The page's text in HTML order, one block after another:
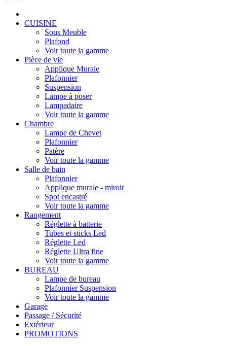
CUISINE
Sous Meuble
Plafond
Voir toute la gamme
Pièce de vie
Applique Murale
Plafonnier
Suspension
Lampe à poser
Lampadaire
Voir toute la gamme
Chambre
Lampe de Chevet
Plafonnier
Patère
Voir toute la gamme
Salle de bain
Plafonnier
Applique murale - miroir
Spot encastré
Voir toute la gamme
Rangement
Réglette à batterie
Tubes et sticks Led
Réglette Led
Réglette Ultra fine
Voir toute la gamme
BUREAU
Lampe de bureau
Plafonnier Suspension
Voir toute la gamme
Garage
Passage / Sécurité
Extérieur
PROMOTIONS